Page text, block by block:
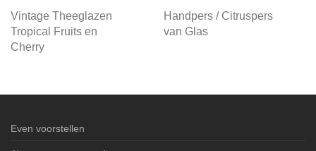
Vintage Theeglazen
Tropical Fruits en
Cherry
Handpers / Citruspers
van Glas
Even voorstellen